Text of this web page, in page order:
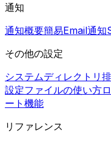
通知
通知概要簡易Email通知
その他の設定
システムディレクトリ
設定ファイルの使い方
ート機能
リファレンス